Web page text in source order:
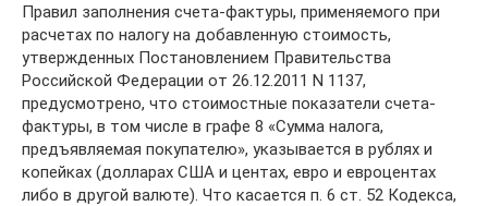
Правил заполнения счета-фактуры, применяемого при
расчетах по налогу на добавленную стоимость,
утвержденных Постановлением Правительства
Российской Федерации от 26.12.2011 N 1137,
предусмотрено, что стоимостные показатели счета-
фактуры, в том числе в графе 8 «Сумма налога,
предъявляемая покупателю», указывается в рублях и
копейках (долларах США и центах, евро и евроцентах
либо в другой валюте). Что касается п. 6 ст. 52 Кодекса,